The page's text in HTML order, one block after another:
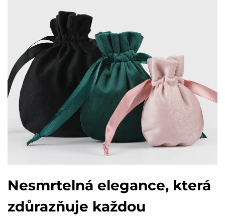
Nesmrtelná elegance, která
zdůrazňuje každou